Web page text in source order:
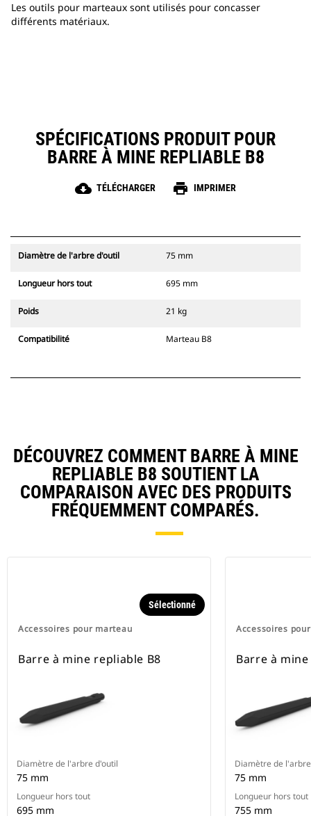
Les outils pour marteaux sont utilisés pour concasser
différents matériaux.
SPÉCIFICATIONS PRODUIT POUR
BARRE À MINE REPLIABLE B8
cloud_download TÉLÉCHARGER print IMPRIMER
Diamètre de l'arbre d'outil 75 mm
Longueur hors tout 695 mm
Poids 21 kg
Compatibilité Marteau B8
DÉCOUVREZ COMMENT BARRE À MINE
REPLIABLE B8 SOUTIENT LA
COMPARAISON AVEC DES PRODUITS
FRÉQUEMMENT COMPARÉS.
Accessoires pour marteau
Sélectionné
Barre à mine repliable B8
Diamètre de l'arbre d'outil
75 mm
Longueur hors tout
695 mm
Accessoires
Barre à mine
Diamètre de
75 mm
Longueur hors tout
755 mm